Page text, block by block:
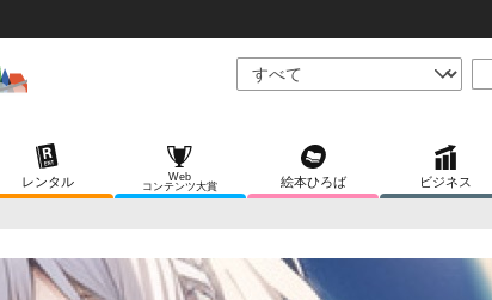
レンタル
Web
コンテンツ大賞
絵本ひろば ビジネス